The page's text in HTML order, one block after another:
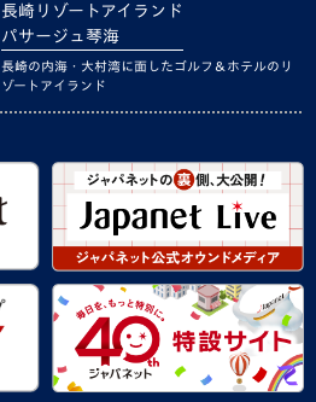
長崎リゾートアイランド
パサージュ琴海
長崎の内海・大村湾に面したゴルフ＆ホテルのリ
ゾートアイランド